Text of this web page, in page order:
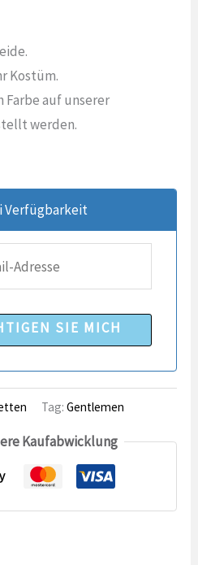
Kostüm.
Farbe auf unserer
werden.
Verfügbarkeit
SIE MICH
Tag:Gentlemen
Kaufabwicklung